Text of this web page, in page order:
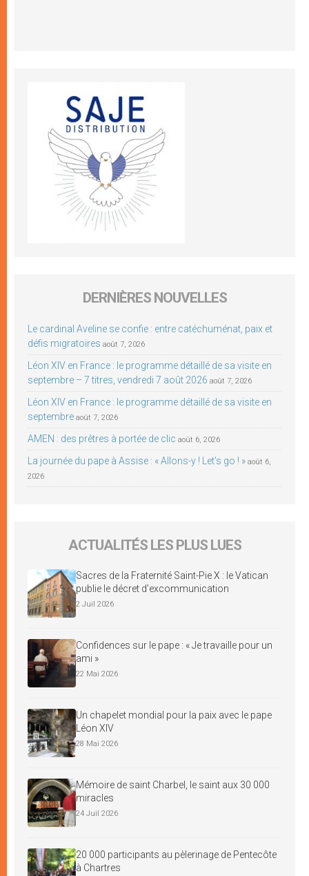
DERNIÈRES NOUVELLES
Le cardinal Aveline se confie : entre catéchuménat, paix et
défis migratoires août 7, 2026
Léon XIV en France : le programme détaillé de sa visite en
septembre – 7 titres, vendredi 7 août 2026 août 7, 2026
Léon XIV en France : le programme détaillé de sa visite en
septembre août 7, 2026
AMEN : des prêtres à portée de clic août 6, 2026
La journée du pape à Assise : « Allons-y ! Let’s go ! » août 6,
2026
ACTUALITÉS LES PLUS LUES
Sacres de la Fraternité Saint-Pie X : le Vatican
publie le décret d’excommunication
2 Juil 2026
Confidences sur le pape : « Je travaille pour un
ami »
22 Mai 2026
Un chapelet mondial pour la paix avec le pape
Léon XIV
28 Mai 2026
Mémoire de saint Charbel, le saint aux 30 000
miracles
24 Juil 2026
20 000 participants au pèlerinage de Pentecôte
à Chartres